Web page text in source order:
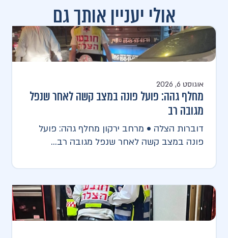
אולי יעניין אותך גם
אוגוסט 6, 2026
מחלף גהה: פועל פונה במצב קשה לאחר שנפל
מגובה רב
דוברות הצלה • מרחב ירקון מחלף גהה: פועל
פונה במצב קשה לאחר שנפל מגובה רב...